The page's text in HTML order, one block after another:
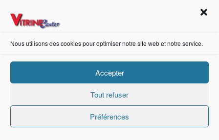
Nous utilisons des cookies pour optimiser notre site web et notre service.
Accepter
Tout refuser
Préférences
https://fr-fr.facebook.com/pages/category/Metal-Supplier/Vitrine-Center-1847745018840053/
Création de sites internet Advanced Informatique © 2021.